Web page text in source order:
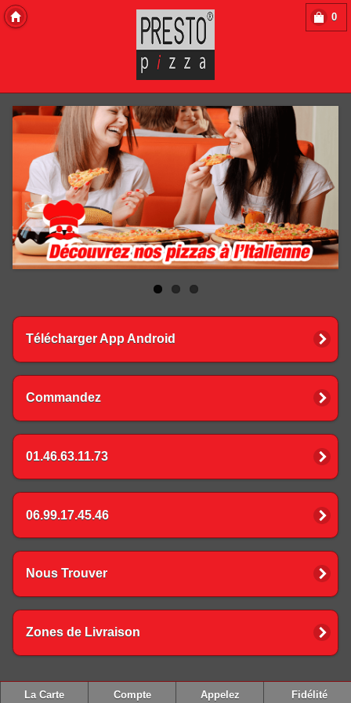
0
Télécharger App Android
Commandez
01.46.63.11.73
06.99.17.45.46
Nous Trouver
Zones de Livraison
La Carte Compte Appelez Fidélité
Copyright 2013 Des-Click Com